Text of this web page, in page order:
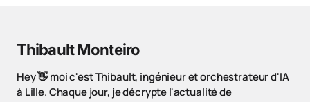
Thibault Monteiro
Hey 👋 moi c'est Thibault, ingénieur et orchestrateur d'IA
à Lille. Chaque jour, je décrypte l'actualité de